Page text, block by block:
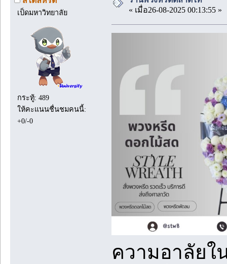
เป็ดมหาวิทยาลัย
กระทู้: 489
ให้คะแนนชื่นชมคนนี้:
+0/-0
« เมื่อ26-08-2025 00:13:55 »
ความอาลัยใ